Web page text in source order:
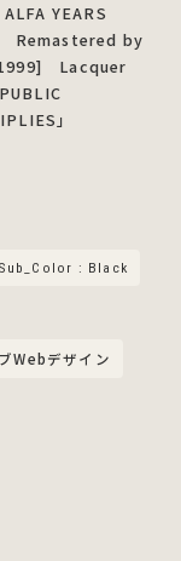
YEARS
Remastered by
Lacquer
」
Sub_Color : Black
Webデザイン